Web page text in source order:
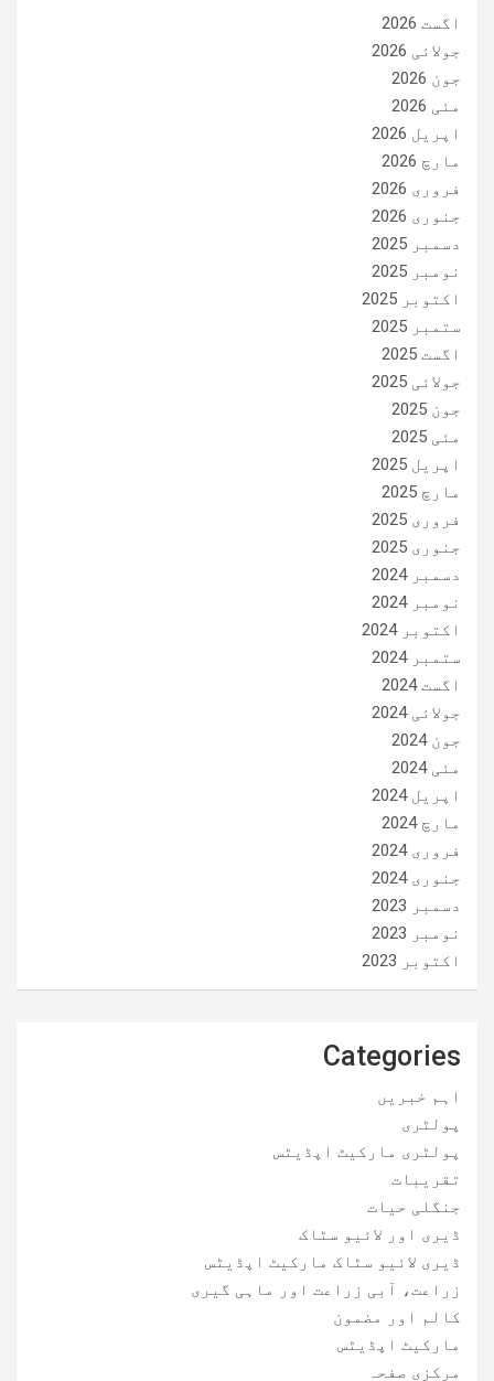
اگست 2026
جولائی 2026
جون 2026
مئی 2026
اپریل 2026
مارچ 2026
فروری 2026
جنوری 2026
دسمبر 2025
نومبر 2025
اکتوبر 2025
ستمبر 2025
اگست 2025
جولائی 2025
جون 2025
مئی 2025
اپریل 2025
مارچ 2025
فروری 2025
جنوری 2025
دسمبر 2024
نومبر 2024
اکتوبر 2024
ستمبر 2024
اگست 2024
جولائی 2024
جون 2024
مئی 2024
اپریل 2024
مارچ 2024
فروری 2024
جنوری 2024
دسمبر 2023
نومبر 2023
اکتوبر 2023
Categories
اہم خبریں
پولٹری
پولٹری مارکیٹ اپڈیٹس
تقریبات
جنگلی حیات
ڈیری اور لائیو سٹاک
ڈیری لائیو سٹاک مارکیٹ اپڈیٹس
زراعت، آبی زراعت اور ماہی گیری
کالم اور مضمون
مارکیٹ اپڈیٹس
مرکزی صفحہ